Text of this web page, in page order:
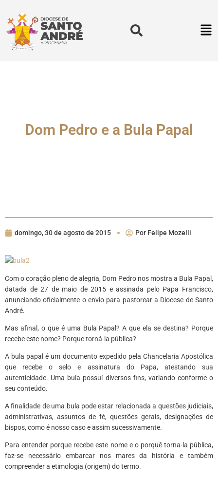
Dom Pedro e a Bula Papal
domingo, 30 de agosto de 2015 Por Felipe Mozelli
Com o coração pleno de alegria, Dom Pedro nos mostra a Bula Papal,
datada de 27 de maio de 2015 e assinada pelo Papa Francisco,
anunciando oficialmente o envio para pastorear a Diocese de Santo
André.
Mas afinal, o que é uma Bula Papal? A que ela se destina? Porque
recebe este nome? Porque torná-la pública?
A bula papal é um documento expedido pela Chancelaria Apostólica
que recebe o selo e assinatura do Papa, atestando sua
autenticidade. Uma bula possuí diversos fins, variando conforme o
seu conteúdo.
A finalidade de uma bula pode estar relacionada a questões judiciais,
administrativas, assuntos de fé, questões gerais, designações de
bispos, como é nosso caso e assim sucessivamente.
Para entender porque recebe este nome e o porquê torna-la pública,
faz-se necessário embarcar nos mares da história e também
compreender a etimologia (origem) do termo.